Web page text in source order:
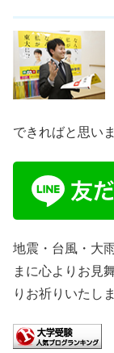
できればと思いま
地震・台風・大
まに心よりお見
りお祈りいたしま